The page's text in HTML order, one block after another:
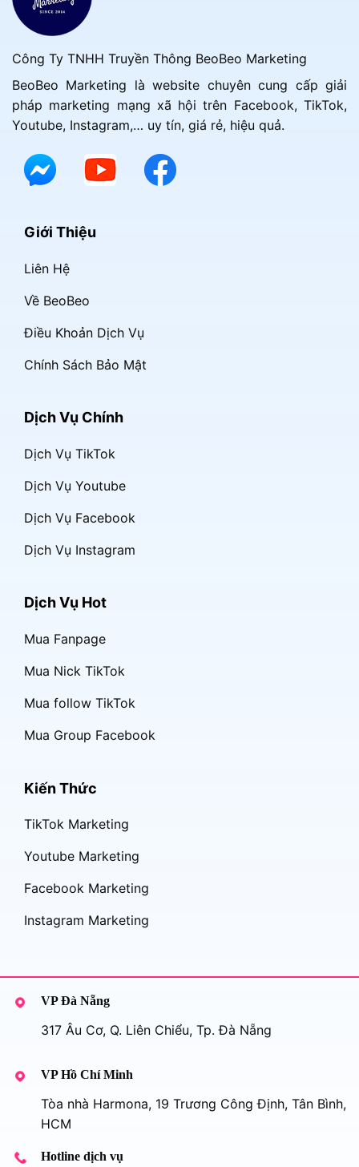
Công Ty TNHH Truyền Thông BeoBeo Marketing
BeoBeo Marketing là website chuyên cung cấp giải
pháp marketing mạng xã hội trên Facebook, TikTok,
Youtube, Instagram,… uy tín, giá rẻ, hiệu quả.
Giới Thiệu
Liên Hệ
Về BeoBeo
Điều Khoản Dịch Vụ
Chính Sách Bảo Mật
Dịch Vụ Chính
Dịch Vụ TikTok
Dịch Vụ Youtube
Dịch Vụ Facebook
Dịch Vụ Instagram
Dịch Vụ Hot
Mua Fanpage
Mua Nick TikTok
Mua follow TikTok
Mua Group Facebook
Kiến Thức
TikTok Marketing
Youtube Marketing
Facebook Marketing
Instagram Marketing
VP Đà Nẵng
317 Âu Cơ, Q. Liên Chiểu, Tp. Đà Nẵng
VP Hồ Chí Minh
Tòa nhà Harmona, 19 Trương Công Định, Tân Bình,
HCM
Hotline dịch vụ